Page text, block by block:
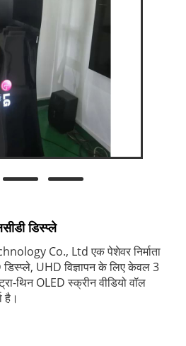
डिस्प्ले
Co., Ltd एक पेशेवर निर्माता
UHD विज्ञापन के लिए केवल 3
थिन OLED स्क्रीन वीडियो वॉल
है।